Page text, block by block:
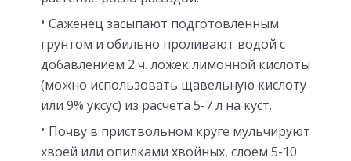
Саженец засыпают подготовленным
грунтом и обильно проливают водой с
добавлением 2 ч. ложек лимонной кислоты
(можно использовать щавельную кислоту
или 9% уксус) из расчета 5-7 л на куст.
Почву в приствольном круге мульчируют
хвоей или опилками хвойных, слоем 5-10